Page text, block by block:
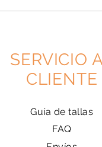
SERVICIO
CLIENTE
Guía de tallas
FAQ